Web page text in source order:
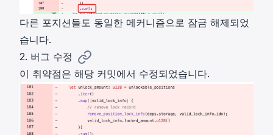
다른 포지션들도 동일한 메커니즘으로 잠금 해제되었
습니다.
2. 버그 수정
이 취약점은 해당 커밋에서 수정되었습니다.